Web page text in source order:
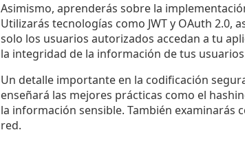
Asimismo, aprenderás sobre la
Utilizarás tecnologías como JWT y OAuth 2.0,
solo los usuarios autorizados accedan a tu
la integridad de la información de tus
Un detalle importante en la codificación
enseñará las mejores prácticas como el
la información sensible. También
red.